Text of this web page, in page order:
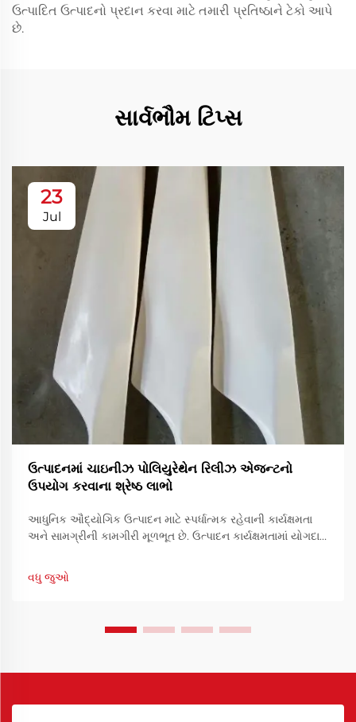
ઉત્પાદિત ઉત્પાદનો પ્રદાન કરવા માટે તમારી પ્રતિષ્ઠાને ટેકો આપે
છે.
સાર્વભૌમ ટિપ્સ
23
Jul
ઉત્પાદનમાં ચાઇનીઝ પોલિયુરેથેન રિલીઝ એજન્ટનો
ઉપયોગ કરવાના શ્રેષ્ઠ લાભો
આધુનિક ઔદ્યોગિક ઉત્પાદન માટે સ્પર્ધાત્મક રહેવાની કાર્યક્ષમતા
અને સામગ્રીની કામગીરી મૂળભૂત છે. ઉત્પાદન કાર્યક્ષમતામાં યોગદાન
વધુ જુઓ